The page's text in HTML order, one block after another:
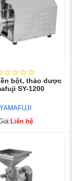
bột, thảo dược
SY-1200
YAMAFUJI
Liên hệ